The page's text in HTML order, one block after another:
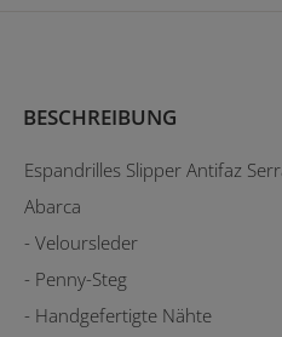
BESCHREIBUNG
Espandrilles Slipper Antifaz
Abarca
- Veloursleder
- Penny-Steg
- Handgefertigte Nähte